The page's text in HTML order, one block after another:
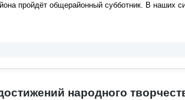
пройдёт общерайонный субботник. В
народного